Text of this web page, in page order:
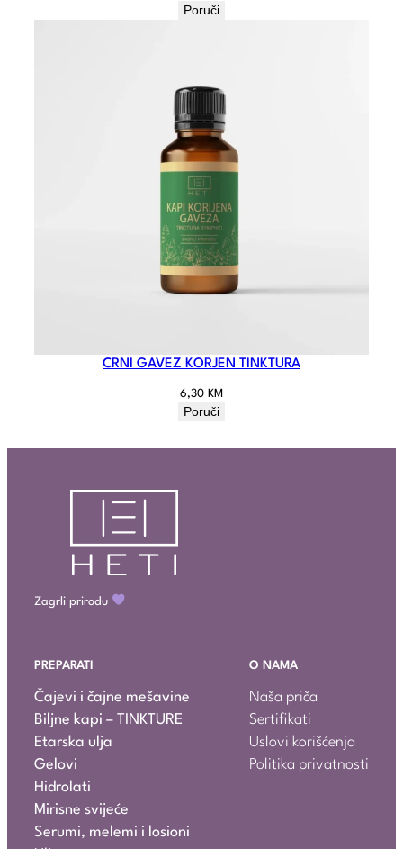
Poruči
CRNI GAVEZ KORJEN TINKTURA
6,30 KM
Poruči
Zagrli prirodu
PREPARATI
Čajevi i čajne mešavine
Biljne kapi – TINKTURE
Etarska ulja
Gelovi
Hidrolati
Mirisne svijeće
Serumi, melemi i losioni
O NAMA
Naša priča
Sertifikati
Uslovi korišćenja
Politika privatnosti